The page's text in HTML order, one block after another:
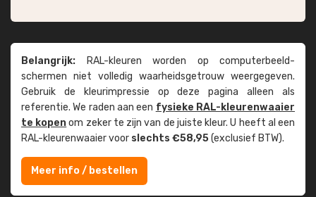
Belangrijk: RAL-kleuren worden op computer­beeld­
schermen niet volledig waarheids­­getrouw weer­gegeven.
Gebruik de kleur­impressie op deze pagina alleen als
referentie. We raden aan een fysieke RAL-kleuren­waaier
te kopenom zeker te zijn van de juiste kleur. U heeft al een
RAL-kleuren­waaier voor slechts €58,95(exclusief BTW).
Meer info / bestellen